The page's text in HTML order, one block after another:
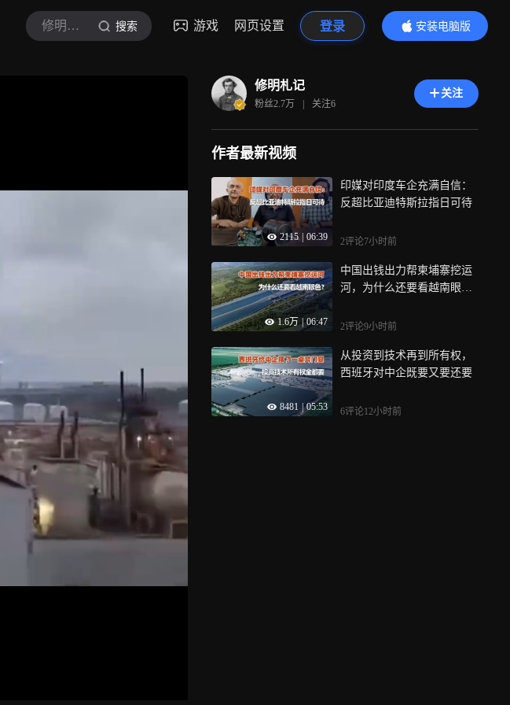
修明札记 搜索 游戏 网页设置 登录
安装电脑版
内容更精彩
修明札记
粉丝2.7万 | 关注6
关注
作者最新视频
2115 06:39
印媒对印度车企充满自信：
反超比亚迪特斯拉指日可待
2评论7小时前
1.6万 06:47
中国出钱出力帮柬埔寨挖运
河，为什么还要看越南眼
2评论9小时前
8481 05:53
从投资到技术再到所有权，
西班牙对中企既要又要还要
6评论12小时前